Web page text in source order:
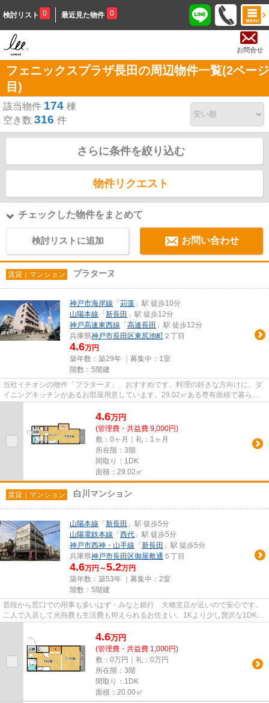
検討リスト 0 最近見た物件 0
お問合せ
フェニックスプラザ長田の周辺物件一覧(2ページ
目)
該当物件 174 棟
空き数 316 件
さらに条件を絞り込む
物件リクエスト
チェックした物件をまとめて
検討リストに追加 お問い合わせ
賃貸｜マンション プラターヌ
神戸市海岸線 「 苅藻 」駅 徒歩10分
山陽本線 「 新長田 」駅 徒歩12分
神戸高速東西線 「 高速長田 」駅 徒歩12分
兵庫県神戸市長田区東尻池町 ２丁目
4.6万円
築年数：築29年 ｜募集中： 1室
階数：5階建
当社イチオシの物件「プラターヌ」、おすすめです。料理の好きな方向けに、ダ
イニングキッチンがあるお部屋用意しています。29.02㎡ある専有面積で暮らせ
4.6万円
(管理費・共益費 9,000円)
敷：0ヶ月｜礼：1ヶ月
所在階：3階
間取り：1DK
面積：29.02㎡
賃貸｜マンション 白川マンション
山陽本線 「 新長田 」駅 徒歩5分
山陽電鉄本線 「 西代 」駅 徒歩5分
神戸市西神・山手線 「 新長田 」駅 徒歩5分
兵庫県神戸市長田区御屋敷通 ５丁目
4.6万円～5.2万円
築年数：築53年 ｜募集中： 2室
階数：5階建
普段から窓口での用事も多いはず・みなと銀行 大橋支店が近いので安心です。
二人で入居して光熱費も生活費も抑えられるお住まい。1Kより少し贅沢な1DKの
4.6万円
(管理費・共益費 1,000円)
敷：0万円｜礼：0万円
所在階：3階
間取り：1DK
面積：20.00㎡